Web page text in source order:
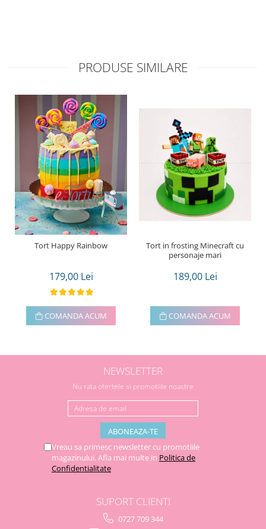
PRODUSE SIMILARE
Tort Happy Rainbow
179,00 Lei
COMANDA ACUM
Tort in frosting Minecraft cu
personaje mari
189,00 Lei
COMANDA ACUM
NEWSLETTER
Nu rata ofertele si promotiile noastre
Vreau sa primesc newsletter cu promotiile
magazinului. Afla mai multe in Politica de
Confidentialitate
SUPORT CLIENTI
0727 709 344